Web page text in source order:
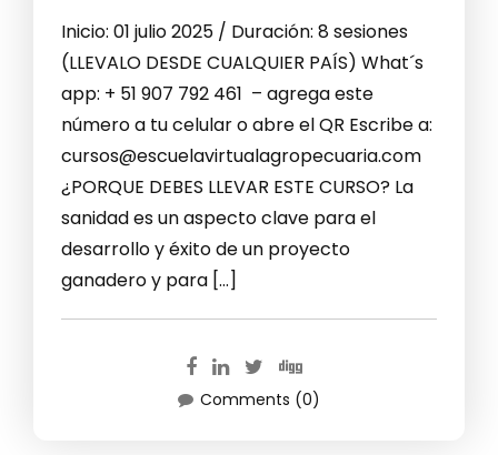
Inicio: 01 julio 2025 / Duración: 8 sesiones
(LLEVALO DESDE CUALQUIER PAÍS) What´s
app: + 51 907 792 461 – agrega este
número a tu celular o abre el QR Escribe a:
cursos@escuelavirtualagropecuaria.com
¿PORQUE DEBES LLEVAR ESTE CURSO? La
sanidad es un aspecto clave para el
desarrollo y éxito de un proyecto
ganadero y para […]
Comments (0)